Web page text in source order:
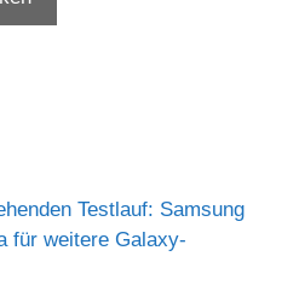
Testlauf: Samsung
für weitere Galaxy-